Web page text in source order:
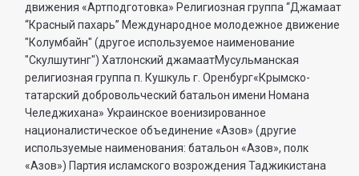
движения «Артподготовка» Религиозная группа “Джамаат
“Красный пахарь” Международное молодежное движение
"Колумбайн" (другое используемое наименование
"Скулшутинг") Хатлонский джамаатМусульманская
религиозная группа п. Кушкуль г. Оренбург«Крымско-
татарский добровольческий батальон имени Номана
Челеджихана» Украинское военизированное
националистическое объединение «Азов» (другие
используемые наименования: батальон «Азов», полк
«Азов») Партия исламского возрождения Таджикистана